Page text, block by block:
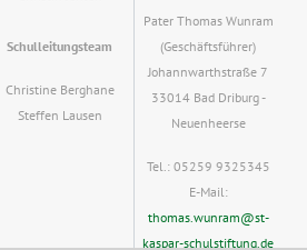
Schulleitungsteam
Christine Berghane
Steffen Lausen
Pater Thomas Wunram
(Geschäftsführer)
Johannwarthstraße 7
33014 Bad Driburg -
Neuenheerse
Tel.: 05259 9325345
E-Mail:
thomas.wunram@st-
kaspar-schulstiftung.de